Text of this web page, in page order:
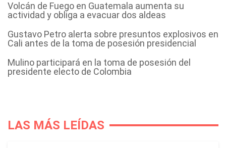
Volcán de Fuego en Guatemala aumenta su
actividad y obliga a evacuar dos aldeas
Gustavo Petro alerta sobre presuntos explosivos en
Cali antes de la toma de posesión presidencial
Mulino participará en la toma de posesión del
presidente electo de Colombia
LAS MÁS LEÍDAS